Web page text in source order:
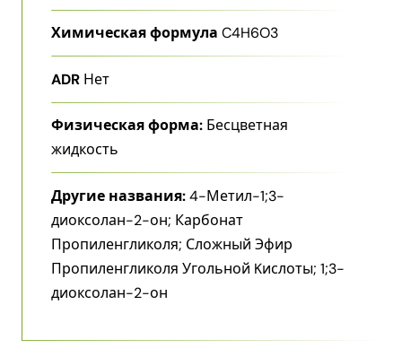
Химическая формула C4H6O3
ADR Нет
Физическая форма: Бесцветная
жидкость
Другие названия:4-Метил-1;3-
диоксолан-2-он; Карбонат
Пропиленгликоля; Сложный Эфир
Пропиленгликоля Угольной Kислоты; 1;3-
диоксолан-2-он